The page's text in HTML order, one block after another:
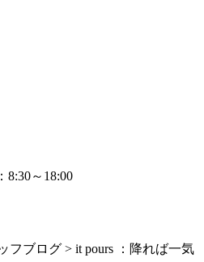
8:30～18:00
フブログ > it pours ：降れば一気